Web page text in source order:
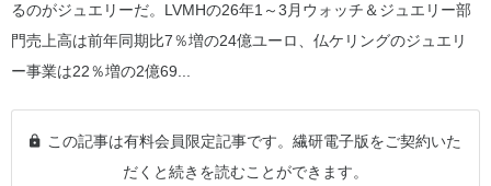
るのがジュエリーだ。LVMHの26年1～3月ウォッチ＆ジュエリー部
門売上高は前年同期比7％増の24億ユーロ、仏ケリングのジュエリ
ー事業は22％増の2億69...
この記事は有料会員限定記事です。繊研電子版をご契約いた
だくと続きを読むことができます。